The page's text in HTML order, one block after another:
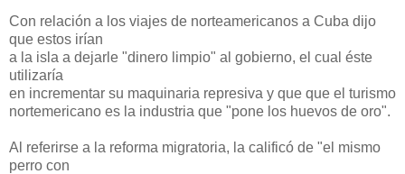
Con relación a los viajes de norteamericanos a Cuba dijo
que estos irían
a la isla a dejarle "dinero limpio" al gobierno, el cual éste
utilizaría
en incrementar su maquinaria represiva y que que el turismo
nortemericano es la industria que "pone los huevos de oro".
Al referirse a la reforma migratoria, la calificó de "el mismo
perro con